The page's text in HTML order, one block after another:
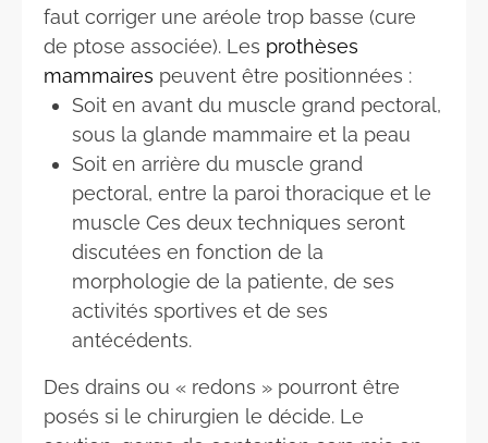
faut corriger une aréole trop basse (cure
de ptose associée). Les prothèses
mammaires peuvent être positionnées :
Soit en avant du muscle grand pectoral,
sous la glande mammaire et la peau
Soit en arrière du muscle grand
pectoral, entre la paroi thoracique et le
muscle Ces deux techniques seront
discutées en fonction de la
morphologie de la patiente, de ses
activités sportives et de ses
antécédents.
Des drains ou « redons » pourront être
posés si le chirurgien le décide. Le